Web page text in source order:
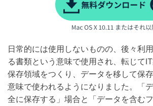
日常的には使用しないものの、後々利
る書類という意味で使用され、転じて
保存領域をつくり、データを移して保
意味で使われるようになりました。「
全に保存する」場合と「データを含む